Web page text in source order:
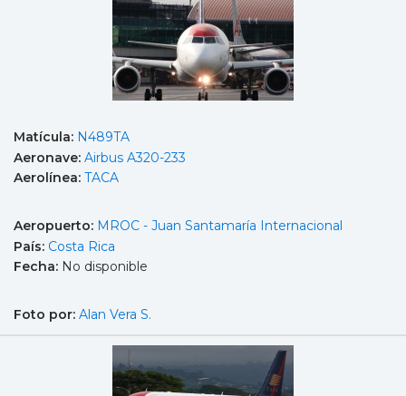
Matícula: N489TA
Aeronave: Airbus A320-233
Aerolínea: TACA
Aeropuerto: MROC - Juan Santamaría Internacional
País: Costa Rica
Fecha: No disponible
Foto por: Alan Vera S.